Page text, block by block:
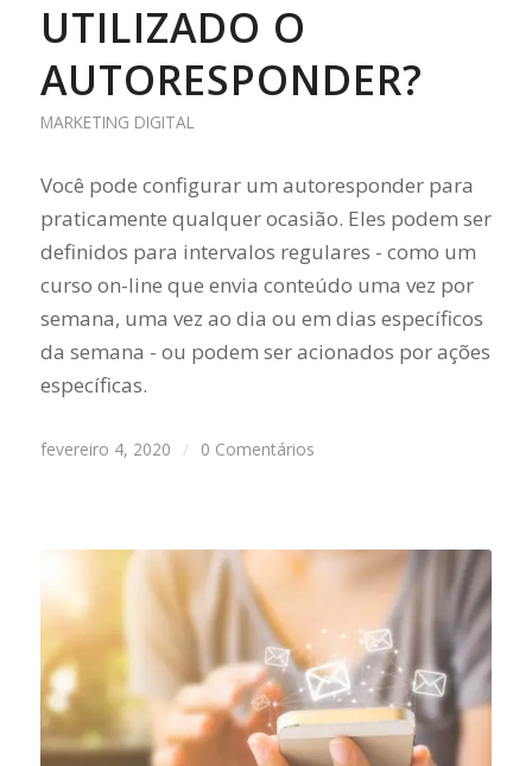
UTILIZADO O
AUTORESPONDER?
MARKETING DIGITAL
Você pode configurar um autoresponder para
praticamente qualquer ocasião. Eles podem ser
definidos para intervalos regulares - como um
curso on-line que envia conteúdo uma vez por
semana, uma vez ao dia ou em dias específicos
da semana - ou podem ser acionados por ações
específicas.
fevereiro 4, 2020 / 0 Comentários